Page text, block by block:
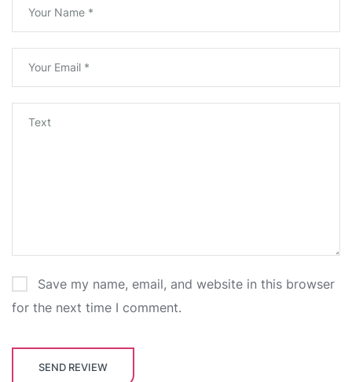
Save my name, email, and website in this browser
for the next time I comment.